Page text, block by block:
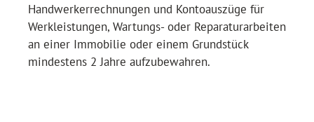
Handwerkerrechnungen und Kontoauszüge für
Werkleistungen, Wartungs- oder Reparaturarbeiten
an einer Immobilie oder einem Grundstück
mindestens 2 Jahre aufzubewahren.